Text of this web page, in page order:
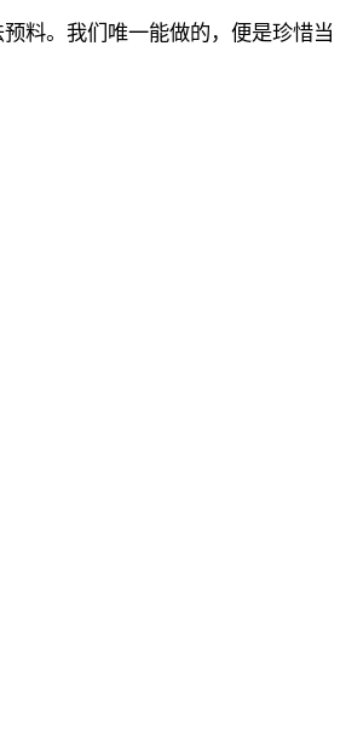
料。我们唯一能做的，便是珍惜当